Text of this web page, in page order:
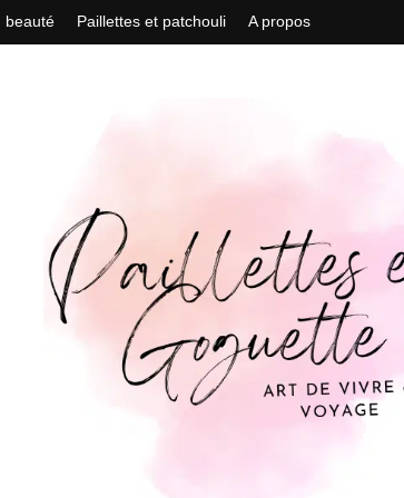
beauté Paillettes et patchouli A propos